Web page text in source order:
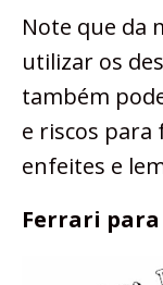
Note que da
utilizar os
também
e riscos para
enfeites e
Ferrari